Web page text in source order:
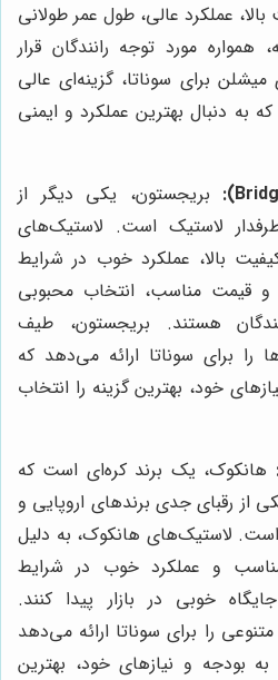
عملکرد عالی، طول عمر طولانی
همواره مورد توجه رانندگان قرار
برای سوناتا، گزینه‌ای عالی
به دنبال بهترین عملکرد و ایمنی
بریجستون، یکی دیگر از
لاستیک است. لاستیک‌های
بالا، عملکرد خوب در شرایط
قیمت مناسب، انتخاب محبوبی
هستند. بریجستون، طیف
را برای سوناتا ارائه می‌دهد که
خود، بهترین گزینه را انتخاب
هانکوک، یک برند کره‌ای است که
از رقبای جدی برندهای اروپایی و
لاستیک‌های هانکوک، به دلیل
و عملکرد خوب در شرایط
خوبی در بازار پیدا کنند.
را برای سوناتا ارائه می‌دهد
بودجه و نیازهای خود، بهترین